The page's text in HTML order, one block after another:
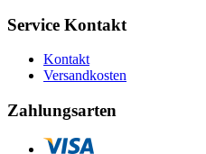
Service Kontakt
Kontakt
Versandkosten
Zahlungsarten